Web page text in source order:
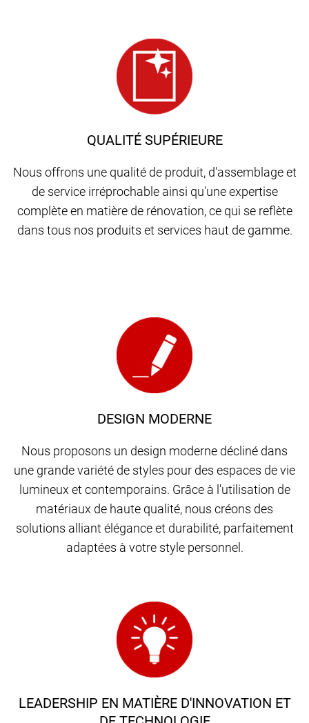
QUALITÉ SUPÉRIEURE
Nous offrons une qualité de produit, d'assemblage et
de service irréprochable ainsi qu'une expertise
complète en matière de rénovation, ce qui se reflète
dans tous nos produits et services haut de gamme.
DESIGN MODERNE
Nous proposons un design moderne décliné dans
une grande variété de styles pour des espaces de vie
lumineux et contemporains. Grâce à l'utilisation de
matériaux de haute qualité, nous créons des
solutions alliant élégance et durabilité, parfaitement
adaptées à votre style personnel.
LEADERSHIP EN MATIÈRE D'INNOVATION ET